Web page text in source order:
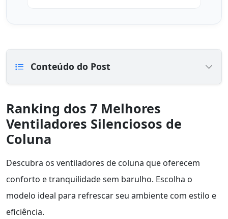
Conteúdo do Post
Ranking dos 7 Melhores
Ventiladores Silenciosos de
Coluna
Descubra os ventiladores de coluna que oferecem
conforto e tranquilidade sem barulho. Escolha o
modelo ideal para refrescar seu ambiente com estilo e
eficiência.